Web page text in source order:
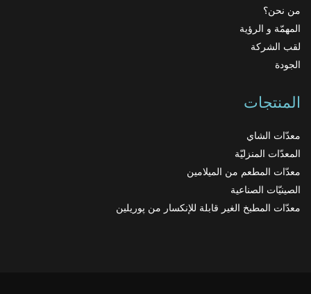
من نحن؟
المهمّة و الرؤية
لقب الشركة
الجودة
المنتجات
معدّات الشاي
المعدّات المنزليّة
معدّات المطعم من الميلامين
الصينيّات الصناعية
معدّات المطبخ الغير قابلة للإنكسار من پوريلين